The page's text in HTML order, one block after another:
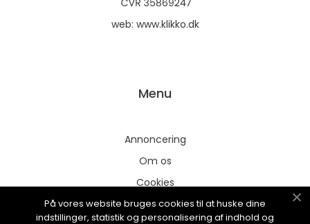
web: www.klikko.dk
Menu
Annoncering
Om os
Cookies
Kontakt os
På vores website bruges cookies til at huske dine
indstillinger, statistik og personalisering af indhold og